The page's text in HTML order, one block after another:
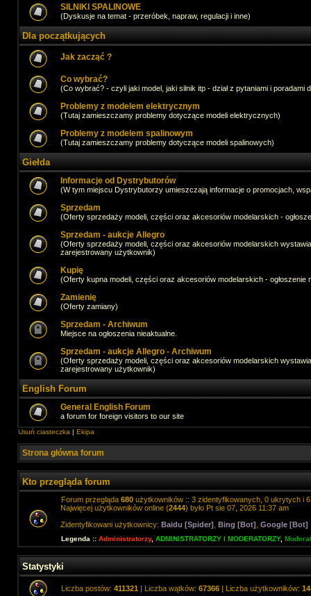
SILNIKI SPALINOWE
(Dyskusje na temat - przeróbek, napraw, regulacji i inne)
Dla początkujących
Jak zacząć ?
Co wybrać?
(Co wybrać? - czyli jaki model, jaki silnik itp - dział z pytaniami i poradami
Problemy z modelem elektrycznym
(Tutaj zamieszczamy problemy dotyczące modeli elektrycznych)
Problemy z modelem spalinowym
(Tutaj zamieszczamy problemy dotyczące modeli spalinowych)
Giełda
Informacje od Dystrybutorów
(W tym miejscu Dystrybutorzy umieszczają informacje o promocjach,
Sprzedam
(Oferty sprzedaży modeli, części oraz akcesoriów modelarskich -
Sprzedam - aukcje Allegro
(Oferty sprzedaży modeli, części oraz akcesoriów modelarskich
zarejestrowany użytkownik)
Kupię
(Oferty kupna modeli, części oraz akcesoriów modelarskich -
Zamienię
(Oferty zamiany)
Sprzedam - Archiwum
Miejsce na ogłoszenia nieaktualne.
Sprzedam - aukcje Allegro - Archiwum
(Oferty sprzedaży modeli, części oraz akcesoriów modelarskich
zarejestrowany użytkownik)
English Forum
General English Forum
a forum for foreign visitors to our site
Usuń ciasteczka | Ekipa
Strona główna forum
Kto przegląda forum
Forum przegląda 680 użytkowników :: 3 zidentyfikowanych, 0 ukrytych i
Najwięcej użytkowników online (2444) było Pt sie 07, 2026 11:37 am
Zidentyfikowani użytkownicy: Baidu [Spider] Bing [Bot] Google [Bot]
Legenda :: Administratorzy, ADMINISTRATORZY I MODERATORZY,
Statystyki
Liczba postów: 411321 | Liczba wątków: 67366 | Liczba użytkowników: